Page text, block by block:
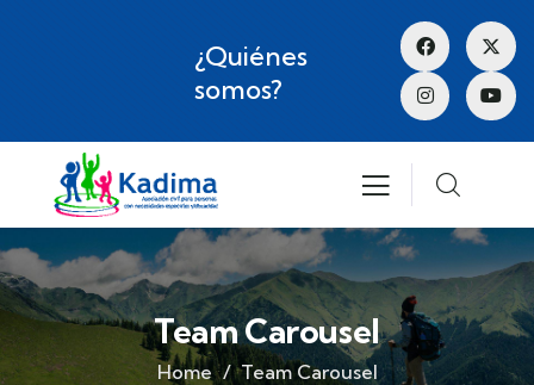
¿Quiénes
somos?
Team Carousel
Home Team Carousel